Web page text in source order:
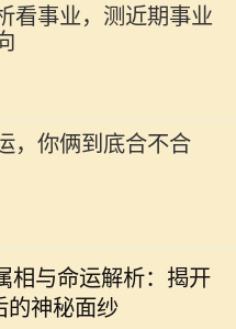
看事业，测近期事业
，你俩到底合不合
相与命运解析：揭开
的神秘面纱
猪。猪在中华文化中象征
运，常常被认为是富裕与
。猪年出生的人通常被视